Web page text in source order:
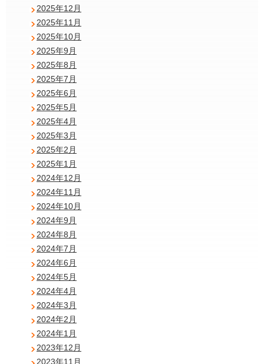
2025年12月
2025年11月
2025年10月
2025年9月
2025年8月
2025年7月
2025年6月
2025年5月
2025年4月
2025年3月
2025年2月
2025年1月
2024年12月
2024年11月
2024年10月
2024年9月
2024年8月
2024年7月
2024年6月
2024年5月
2024年4月
2024年3月
2024年2月
2024年1月
2023年12月
2023年11月